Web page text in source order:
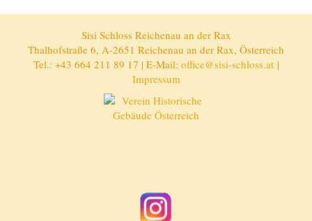
Sisi Schloss Reichenau an der Rax
Thalhofstraße 6, A-2651 Reichenau an der Rax, Österreich
Tel.: +43 664 211 89 17 | E-Mail: office@sisi-schloss.at|
Impressum